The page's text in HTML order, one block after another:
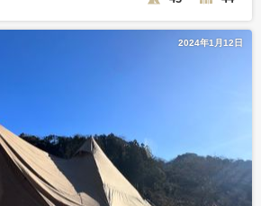
2024年1月12日